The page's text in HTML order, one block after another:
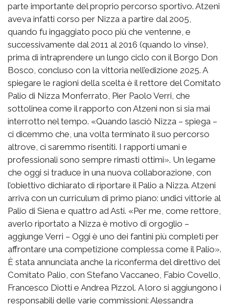
parte importante del proprio percorso sportivo. Atzeni
aveva infatti corso per Nizza a partire dal 2005,
quando fu ingaggiato poco più che ventenne, e
successivamente dal 2011 al 2016 (quando lo vinse),
prima di intraprendere un lungo ciclo con il Borgo Don
Bosco, concluso con la vittoria nell’edizione 2025. A
spiegare le ragioni della scelta è il rettore del Comitato
Palio di Nizza Monferrato, Pier Paolo Verri, che
sottolinea come il rapporto con Atzeni non si sia mai
interrotto nel tempo. «Quando lasciò Nizza – spiega –
ci dicemmo che, una volta terminato il suo percorso
altrove, ci saremmo risentiti. I rapporti umani e
professionali sono sempre rimasti ottimi». Un legame
che oggi si traduce in una nuova collaborazione, con
l’obiettivo dichiarato di riportare il Palio a Nizza. Atzeni
arriva con un curriculum di primo piano: undici vittorie al
Palio di Siena e quattro ad Asti. «Per me, come rettore,
averlo riportato a Nizza è motivo di orgoglio –
aggiunge Verri – Oggi è uno dei fantini più completi per
affrontare una competizione complessa come il Palio».
È stata annunciata anche la riconferma del direttivo del
Comitato Palio, con Stefano Vaccaneo, Fabio Covello,
Francesco Diotti e Andrea Pizzol. A loro si aggiungono i
responsabili delle varie commissioni: Alessandra